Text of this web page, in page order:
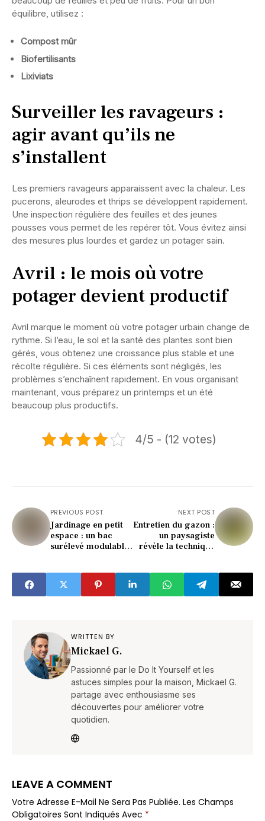
équilibre, utilisez :
Compost mûr
Biofertilisants
Lixiviats
Surveiller les ravageurs :
agir avant qu’ils ne
s’installent
Les premiers ravageurs apparaissent avec la chaleur. Les
pucerons, aleurodes et thrips se développent rapidement.
Une inspection régulière des feuilles et des jeunes
pousses vous permet de les repérer tôt. Vous évitez ainsi
des mesures plus lourdes et gardez un potager sain.
Avril : le mois où votre
potager devient productif
Avril marque le moment où votre potager urbain change de
rythme. Si l’eau, le sol et la santé des plantes sont bien
gérés, vous obtenez une croissance plus stable et une
récolte régulière. Si ces éléments sont négligés, les
problèmes s’enchaînent rapidement. En vous organisant
maintenant, vous préparez un printemps et un été
beaucoup plus productifs.
4/5 - (12 votes)
PREVIOUS POST
Jardinage en petit
espace : un bac
surélevé modulable
cultivable
NEXT POST
Entretien du gazon :
un paysagiste
révèle la technique
WRITTEN BY
Mickael G.
Passionné par le Do It Yourself et les
astuces simples pour la maison, Mickael G.
partage avec enthousiasme ses
découvertes pour améliorer votre
quotidien.
LEAVE A COMMENT
Votre Adresse E-Mail Ne Sera Pas Publiée. Les Champs
Obligatoires Sont Indiqués Avec *